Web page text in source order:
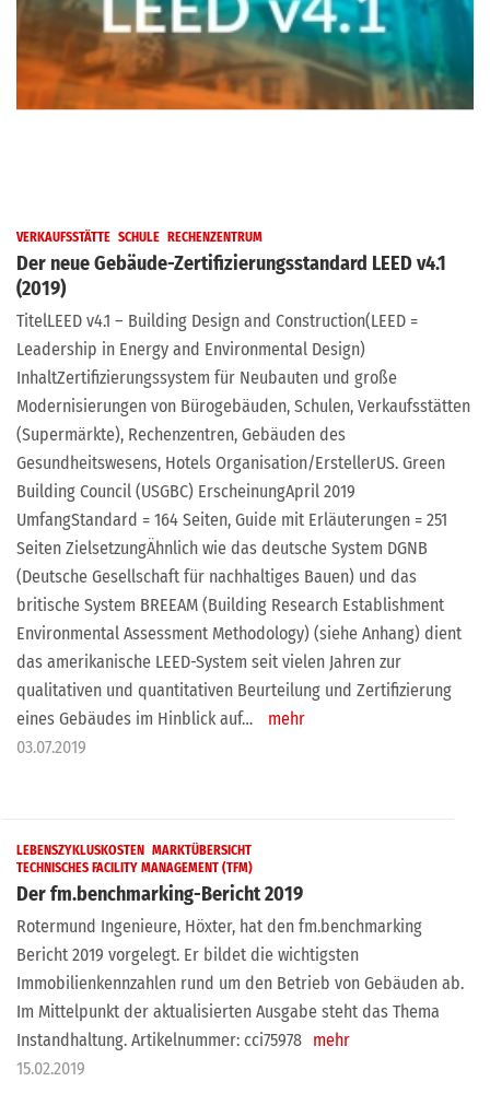
VERKAUFSSTÄTTE SCHULE RECHENZENTRUM
Der neue Gebäude-Zertifizierungsstandard LEED v4.1
(2019)
TitelLEED v4.1 – Building Design and Construction(LEED =
Leadership in Energy and Environmental Design)
InhaltZertifizierungssystem für Neubauten und große
Modernisierungen von Bürogebäuden, Schulen, Verkaufsstätten
(Supermärkte), Rechenzentren, Gebäuden des
Gesundheitswesens, Hotels Organisation/ErstellerUS. Green
Building Council (USGBC) ErscheinungApril 2019
UmfangStandard = 164 Seiten, Guide mit Erläuterungen = 251
Seiten ZielsetzungÄhnlich wie das deutsche System DGNB
(Deutsche Gesellschaft für nachhaltiges Bauen) und das
britische System BREEAM (Building Research Establishment
Environmental Assessment Methodology) (siehe Anhang) dient
das amerikanische LEED-System seit vielen Jahren zur
qualitativen und quantitativen Beurteilung und Zertifizierung
eines Gebäudes im Hinblick auf…
mehr
03.07.2019
LEBENSZYKLUSKOSTEN
MARKTÜBERSICHT
TECHNISCHES FACILITY MANAGEMENT (TFM)
Der fm.benchmarking-Bericht 2019
Rotermund Ingenieure, Höxter, hat den fm.benchmarking
Bericht 2019 vorgelegt. Er bildet die wichtigsten
Immobilienkennzahlen rund um den Betrieb von Gebäuden ab.
Im Mittelpunkt der aktualisierten Ausgabe steht das Thema
Instandhaltung. Artikelnummer: cci75978 mehr
15.02.2019